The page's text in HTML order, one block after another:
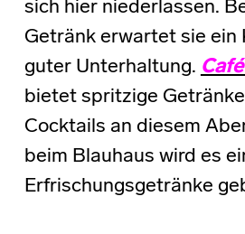
sich hier niederlassen.
Getränk erwartet sie ein
guter Unterhaltung.
bietet spritzige
Cocktails an diesem
beim Blauhaus wird es
Erfrischungsgetränke